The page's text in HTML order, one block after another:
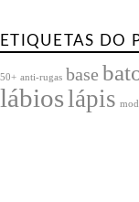
ETIQUETAS DO
50+ anti-rugas base
lábioslápis